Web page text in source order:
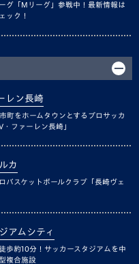
グ「Mリーグ」参戦中！最新情報は
ック！
レン長崎
町をホームタウンとするプロサッカ
・ファーレン長崎」
カ
バスケットボールクラブ「長崎ヴェ
アムシティ
歩約10分！サッカースタジアムを中
複合施設